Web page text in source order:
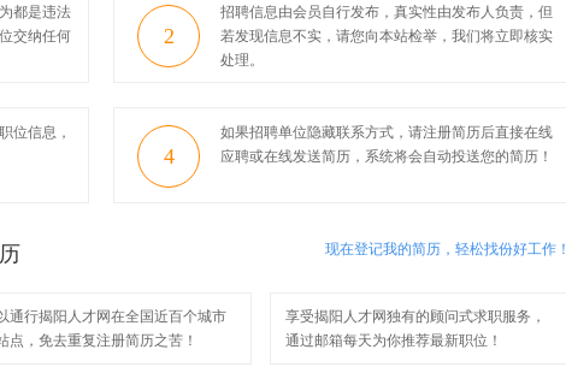
都是违法
交纳任何
2
招聘信息由会员自行发布，真实性由发布人负责，但
若发现信息不实，请您向本站检举，我们将立即核实
处理。
位信息，
4
如果招聘单位隐藏联系方式，请注册简历后直接在线
应聘或在线发送简历，系统将会自动投送您的简历！
现在登记我的简历，轻松找份好工作！
通行揭阳人才网在全国近百个城市
点，免去重复注册简历之苦！
享受揭阳人才网独有的顾问式求职服务，
通过邮箱每天为你推荐最新职位！